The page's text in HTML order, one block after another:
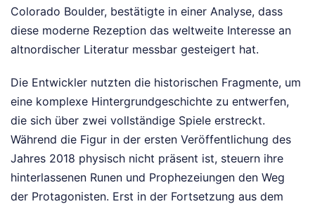
Colorado Boulder, bestätigte in einer Analyse, dass
diese moderne Rezeption das weltweite Interesse an
altnordischer Literatur messbar gesteigert hat.
Die Entwickler nutzten die historischen Fragmente, um
eine komplexe Hintergrundgeschichte zu entwerfen,
die sich über zwei vollständige Spiele erstreckt.
Während die Figur in der ersten Veröffentlichung des
Jahres 2018 physisch nicht präsent ist, steuern ihre
hinterlassenen Runen und Prophezeiungen den Weg
der Protagonisten. Erst in der Fortsetzung aus dem